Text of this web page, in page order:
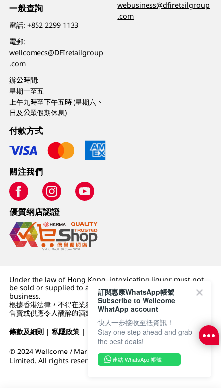
一般查詢
電話:+852 2299 1133
電郵:
wellcomecs@DFIretailgroup
.com
辦公時間:
星期一至五
上午九時至下午五時 (星期六、
日及公眾假期休息)
webusiness@dfiretailgroup
.com
付款方式
關注我們
優質纲店認證
Under the law of Hong Kong, intoxicating liquor must not
be sold or supplied to a minor (under 18) in the course of
business.
根據香港法律，不得在業務過程中，向未成年人 (18 歲以下人士)
售賣或供應令人醺醉的酒類。
條款及細則 |私隱政策 | DFI零售集團
© 2024 Wellcome / Market Place. The Dairy Farm Company
Limited. All rights reserved.
訂閱惠康WhatsApp帳號
Subscribe to Wellcome
WhatApp account
快人一步接收至抵資訊！
Stay one step ahead and grab
the best deals!
連結 WhatsApp 帳號